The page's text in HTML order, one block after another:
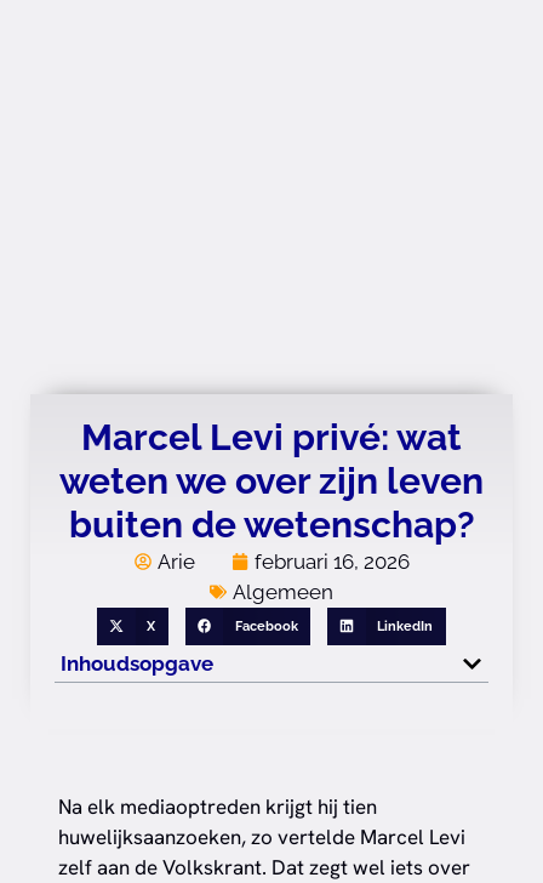
Marcel Levi privé: wat
weten we over zijn leven
buiten de wetenschap?
Arie
februari 16, 2026
Algemeen
X Facebook LinkedIn
Inhoudsopgave
Na elk mediaoptreden krijgt hij tien
huwelijksaanzoeken, zo vertelde Marcel Levi
zelf aan de Volkskrant. Dat zegt wel iets over